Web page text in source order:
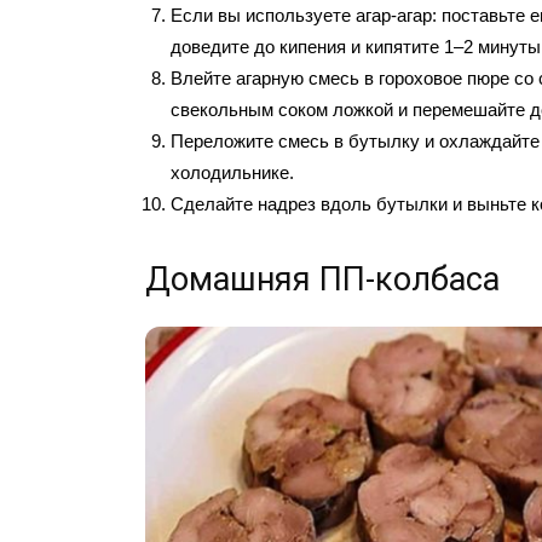
Если вы используете агар-агар: поставьте
доведите до кипения и кипятите 1–2
Влейте агарную смесь в гороховое пюре со
свекольным соком ложкой и перемешайте
Переложите смесь в бутылку и охлаждайте
холодильнике.
Сделайте надрез вдоль бутылки и выньте
Домашняя ПП-колбаса